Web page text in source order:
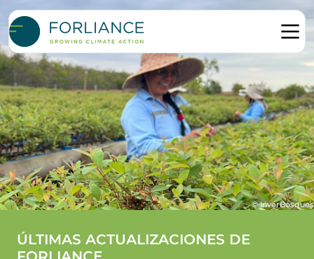
© InverBosques
ÚLTIMAS ACTUALIZACIONES DE